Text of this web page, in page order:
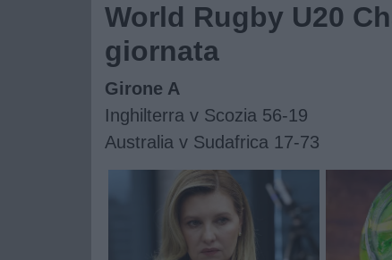
World Rugby U20
giornata
Girone A
Inghilterra v Scozia 56-19
Australia v Sudafrica 17-73